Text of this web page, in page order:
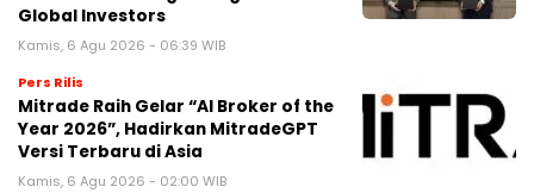
Global Investors
Kamis, 6 Agu 2026 - 06:39 WIB
Pers Rilis
Mitrade Raih Gelar “AI Broker of the
Year 2026”, Hadirkan MitradeGPT
Versi Terbaru di Asia
Kamis, 6 Agu 2026 - 02:00 WIB